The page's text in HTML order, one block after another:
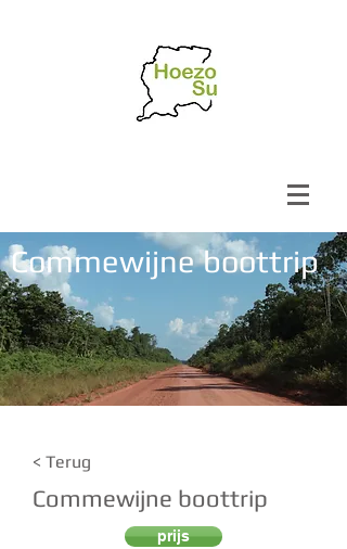
Commewijne boottrip
< Terug
prijs
Commewijne boottrip